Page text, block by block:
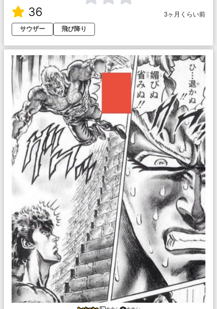
36
3ヶ月くらい前
サウザー
飛び降り